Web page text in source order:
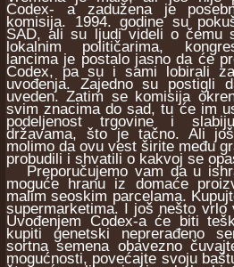
Codex- a zadužena je
komisija. 1994. godine su
SAD, ali su ljudi videli o čemu
lokalnim političarima,
lancima je postalo jasno da će
Codex, pa su i sami lobirali
uvođenja. Zajedno su postigli
uveden. Zatim se komisija
svim znacima do sad, tu će im
podeljenost trgovine i
državama, što je tačno. Ali
molimo da ovu vest širite među
probudili i shvatili o kakvoj se
Preporučujemo vam da u
moguće hranu iz domaće
malim seoskim parcelama.
supermarketima. I još nešto vrlo
Uvođenjem Codex-a će biti
kupiti genetski neprerađeno
sortna semena obavezno
mogućnosti, povećajte svoju